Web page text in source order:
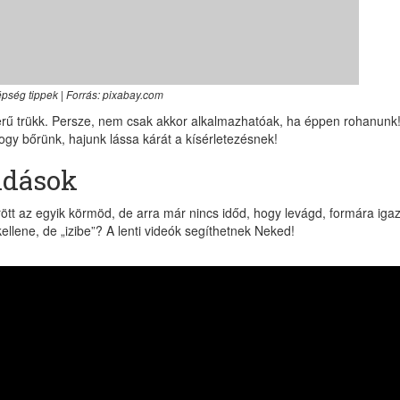
tippek | Forrás: pixabay.com
trükk. Persze, nem csak akkor alkalmazhatóak, ha éppen
bőrünk, hajunk lássa kárát a kísérletezésnek!
az egyik körmöd, de arra már nincs időd, hogy levágd, formára
de „izibe”? A lenti videók segíthetnek Neked!